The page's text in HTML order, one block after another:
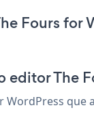
Fours for
The